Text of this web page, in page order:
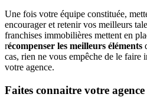
Une fois votre équipe constituée,
encourager et retenir vos meilleurs
franchises immobilières mettent en
récompenser les meilleurs éléments
cas, rien ne vous empêche de le
votre agence.
Faites connaitre votre agence